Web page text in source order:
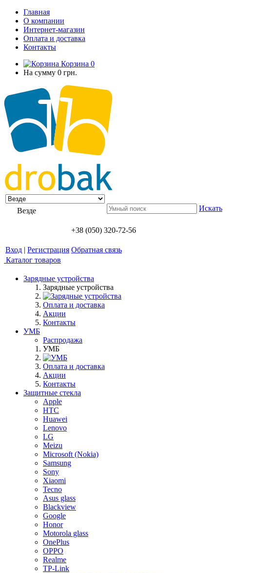
Главная
О компании
Интернет-магазин
Оплата и доставка
Контакты
Корзина 0
На сумму 0 грн.
Везде Искать
+38 (050) 320-72-56
Вход | Регистрация Обратная связь
Каталог товаров
Зарядные устройства
Зарядные устройства
Оплата и доставка
Акции
Контакты
УМБ
Распродажа
УМБ
Оплата и доставка
Акции
Контакты
Защитные стекла
Apple
HTC
Huawei
Lenovo
LG
Meizu
Microsoft (Nokia)
Samsung
Sony
Xiaomi
Tecno
Asus glass
Blackview
Google
Honor
Motorola glass
OnePlus
OPPO
Realme
TP-Link